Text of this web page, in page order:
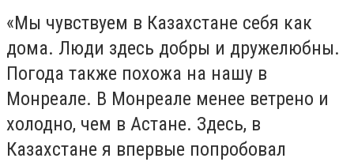
«Мы чувствуем в Казахстане себя как
дома. Люди здесь добры и дружелюбны.
Погода также похожа на нашу в
Монреале. В Монреале менее ветрено и
холодно, чем в Астане. Здесь, в
Казахстане я впервые попробовал